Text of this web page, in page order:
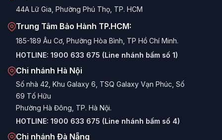
Lót chuột từ Standard đến Extended RGB:
kích thước từ tấm lót nhỏ gọn cho văn phòng đến phiên
bản Extended (XL) phủ kín toàn bộ mặt bàn, kèm các
tùy chọn LED RGB phát sáng cho góc gaming thêm ấn
tượng.
Mức giá tối ưu cho game net & cá nhân:Toàn bộ
dòng Gaming Gear VSP được định giá cạnh tranh, phù
hợp cho cả người mua lẻ cá nhân lẫn chủ quán net cần
trang bị số lượng lớn mà không đánh đổi chất lượng.
44A Lữ Gia, Phường Phú Thọ, TP. HCM
Trung Tâm Bảo Hành TP.HCM:
185-189 Âu Cơ, Phường Hòa Bình, TP Hồ Chí Minh.
HOTLINE: 1900 633 675 (Line nhánh bấm số 1)
Chi nhánh Hà Nội
Số nhà 42, Khu Galaxy 6, TSQ Galaxy Vạn Phúc, Số
69 Tố Hữu
Phường Hà Đông, TP. Hà Nội.
HOTLINE: 1900 633 675 (Line nhánh bấm số 4)
Chi nhánh Đà Nẵng